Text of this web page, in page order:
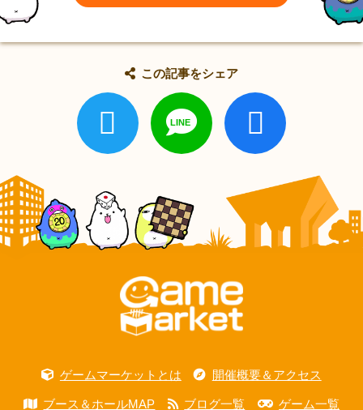
この記事をシェア
ゲームマーケットとは 開催概要＆アクセス
ブース＆ホールMAP ブログ一覧 ゲーム一覧